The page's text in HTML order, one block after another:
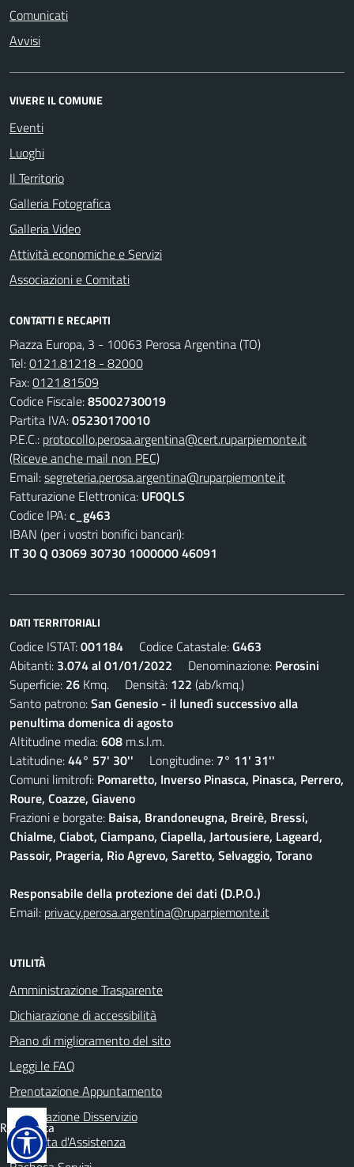
Comunicati
Avvisi
VIVERE IL COMUNE
Eventi
Luoghi
Il Territorio
Galleria Fotografica
Galleria Video
Attività economiche e Servizi
Associazioni e Comitati
CONTATTI E RECAPITI
Piazza Europa, 3 - 10063 Perosa Argentina (TO)
Tel:0121.81218 - 82000
Fax:0121.81509
Codice Fiscale:85002730019
Partita IVA:05230170010
P.E.C.: protocollo.perosa.argentina@cert.ruparpiemonte.it
(Riceve anche mail non PEC)
Email:segreteria.perosa.argentina@ruparpiemonte.it
Fatturazione Elettronica: UF0QLS
Codice IPA:c_g463
IBAN (per i vostri bonifici bancari):
IT 30 Q 03069 30730 1000000 46091
DATI TERRITORIALI
Codice ISTAT:001184 Codice Catastale:G463
Abitanti: 3.074 al 01/01/2022 Denominazione: Perosini
Superficie: 26 Kmq. Densità: 122 (ab/kmq.)
Santo patrono:San Genesio - il lunedì successivo alla
penultima domenica di agosto
Altitudine media:608 m.s.l.m.
Latitudine:44° 57' 30'' Longitudine: 7° 11' 31''
Comuni limitrofi: Pomaretto, Inverso Pinasca, Pinasca, Perrero,
Roure, Coazze, Giaveno
Frazioni e borgate: Baisa, Brandoneugna, Breirè, Bressi,
Chialme, Ciabot, Ciampano, Ciapella, Jartousiere, Lageard,
Passoir, Prageria, Rio Agrevo, Saretto, Selvaggio, Torano
Responsabile della protezione dei dati (D.P.O.)
Email: privacy.perosa.argentina@ruparpiemonte.it
UTILITÀ
Amministrazione Trasparente
Dichiarazione di accessibilità
Piano di miglioramento del sito
Leggi le FAQ
Prenotazione Appuntamento
Segnalazione Disservizio
Richiesta d'Assistenza
Reimposta
tutto